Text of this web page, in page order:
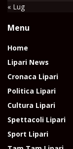
« Lug
Menu
Home
Lipari News
Cronaca Lipari
Politica Lipari
Cultura Lipari
Spettacoli Lipari
Sport Lipari